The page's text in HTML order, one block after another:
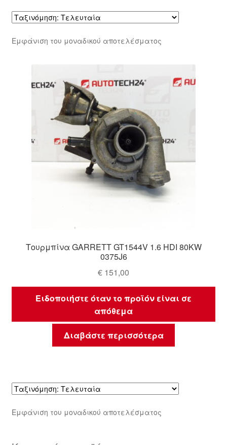
Εμφάνιση του μοναδικού αποτελέσματος
Τουρμπίνα GARRETT GT1544V 1.6 HDI 80KW
0375J6
€ 151,00
Ειδοποιήστε όταν το προϊόν είναι σε
απόθεμα
Διαβάστε περισσότερα
Εμφάνιση του μοναδικού αποτελέσματος